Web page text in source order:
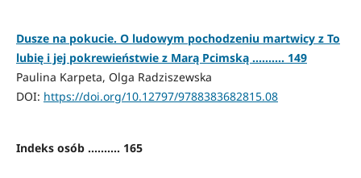
Dusze na pokucie. O ludowym pochodzeniu martwicy z To
lubię i jej pokrewieństwie z Marą Pcimską .......... 149
Paulina Karpeta, Olga Radziszewska
DOI: https://doi.org/10.12797/9788383682815.08
Indeks osób .......... 165